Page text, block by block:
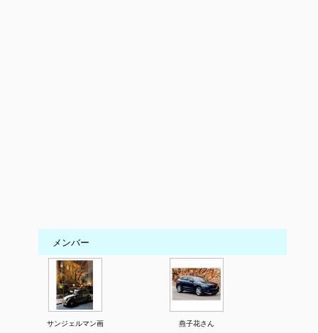
メンバー
サンジェルマン画
燕子花さん